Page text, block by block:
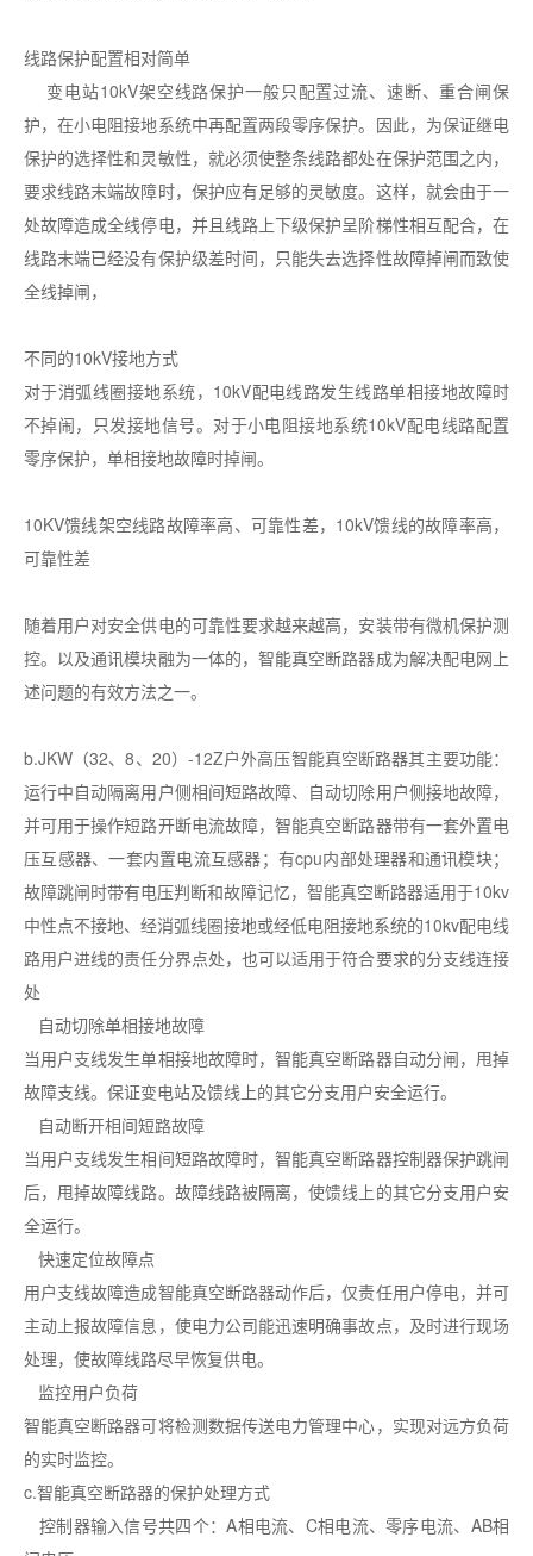
线路保护配置相对简单
变电站10kV架空线路保护一般只配置过流、速断、重合闸保
护，在小电阻接地系统中再配置两段零序保护。因此，为保证继电
保护的选择性和灵敏性，就必须使整条线路都处在保护范围之内，
要求线路末端故障时，保护应有足够的灵敏度。这样，就会由于一
处故障造成全线停电，并且线路上下级保护呈阶梯性相互配合，在
线路末端已经没有保护级差时间，只能失去选择性故障掉闸而致使
全线掉闸，
不同的10kV接地方式
对于消弧线圈接地系统，10kV配电线路发生线路单相接地故障时
不掉闹，只发接地信号。对于小电阻接地系统10kV配电线路配置
零序保护，单相接地故障时掉闸。
10KV馈线架空线路故障率高、可靠性差，10kV馈线的故障率高，
可靠性差
随着用户对安全供电的可靠性要求越来越高，安装带有微机保护测
控。以及通讯模块融为一体的，智能真空断路器成为解决配电网上
述问题的有效方法之一。
b.JKW（32、8、20）-12Z户外高压智能真空断路器其主要功能：
运行中自动隔离用户侧相间短路故障、自动切除用户侧接地故障，
并可用于操作短路开断电流故障，智能真空断路器带有一套外置电
压互感器、一套内置电流互感器；有cpu内部处理器和通讯模块；
故障跳闸时带有电压判断和故障记忆，智能真空断路器适用于10kv
中性点不接地、经消弧线圈接地或经低电阻接地系统的10kv配电线
路用户进线的责任分界点处，也可以适用于符合要求的分支线连接
处
自动切除单相接地故障
当用户支线发生单相接地故障时，智能真空断路器自动分闸，甩掉
故障支线。保证变电站及馈线上的其它分支用户安全运行。
自动断开相间短路故障
当用户支线发生相间短路故障时，智能真空断路器控制器保护跳闸
后，甩掉故障线路。故障线路被隔离，使馈线上的其它分支用户安
全运行。
快速定位故障点
用户支线故障造成智能真空断路器动作后，仅责任用户停电，并可
主动上报故障信息，使电力公司能迅速明确事故点，及时进行现场
处理，使故障线路尽早恢复供电。
监控用户负荷
智能真空断路器可将检测数据传送电力管理中心，实现对远方负荷
的实时监控。
c.智能真空断路器的保护处理方式
控制器输入信号共四个：A相电流、C相电流、零序电流、AB相